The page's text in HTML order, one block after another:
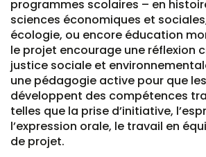
programmes scolaires – en
sciences économiques et
écologie, ou encore éducation
le projet encourage une réflexion
justice sociale et
une pédagogie active pour que
développent des compétences
telles que la prise d’initiative,
l’expression orale, le travail en
de projet.